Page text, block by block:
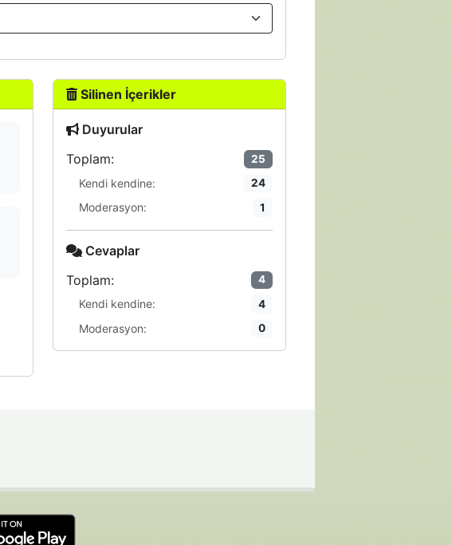
Silinen İçerikler
Duyurular
Toplam:
25
Kendi kendine: 24
Moderasyon: 1
Cevaplar
Toplam:
4
Kendi kendine: 4
Moderasyon: 0